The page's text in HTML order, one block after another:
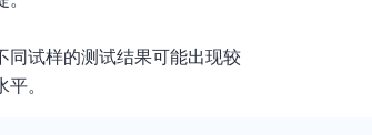
同试样的测试结果可能出现较
。